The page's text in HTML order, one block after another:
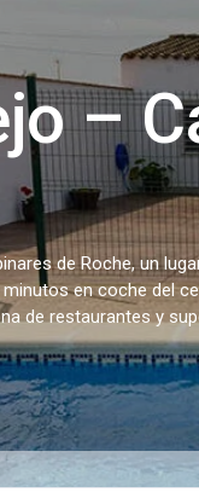
–
de Roche, un
en coche del
de restaurantes y